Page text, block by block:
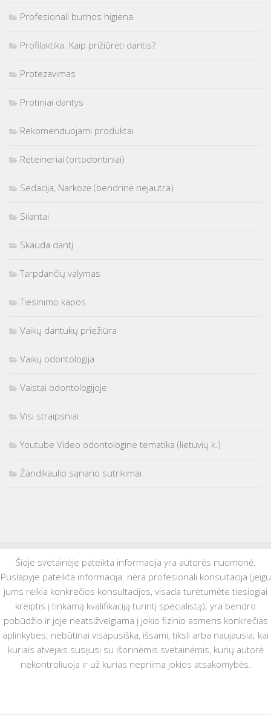
Profesionali burnos higiena
Profilaktika. Kaip prižiūrėti dantis?
Protezavimas
Protiniai dantys
Rekomenduojami produktai
Reteineriai (ortodontiniai)
Sedacija, Narkozė (bendrinė nejautra)
Silantai
Skauda dantį
Tarpdančių valymas
Tiesinimo kapos
Vaikų dantukų priežiūra
Vaikų odontologija
Vaistai odontologijoje
Visi straipsniai
Youtube Video odontologine tematika (lietuvių k.)
Žandikaulio sąnario sutrikimai
Šioje svetainėje pateikta informacija yra autorės nuomonė.
Puslapyje pateikta informacija: nėra profesionali konsultacija (jeigu
jums reikia konkrečios konsultacijos, visada turėtumėte tiesiogiai
kreiptis į tinkamą kvalifikaciją turintį specialistą); yra bendro
pobūdžio ir joje neatsižvelgiama į jokio fizinio asmens konkrečias
aplinkybes; nebūtinai visapusiška, išsami, tiksli arba naujausia; kai
kuriais atvejais susijusi su išorinėmis svetainėmis, kurių autorė
nekontroliuoja ir už kurias nepriima jokios atsakomybės.